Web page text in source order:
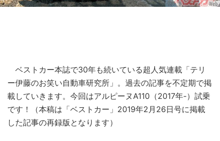
ベストカー本誌で30年も続いている超人気連載「テリ
ー伊藤のお笑い自動車研究所」。過去の記事を不定期で掲
載していきます。今回はアルピーヌA110（2017年-）試乗
です！（本稿は「ベストカー」2019年2月26日号に掲載
した記事の再録版となります）